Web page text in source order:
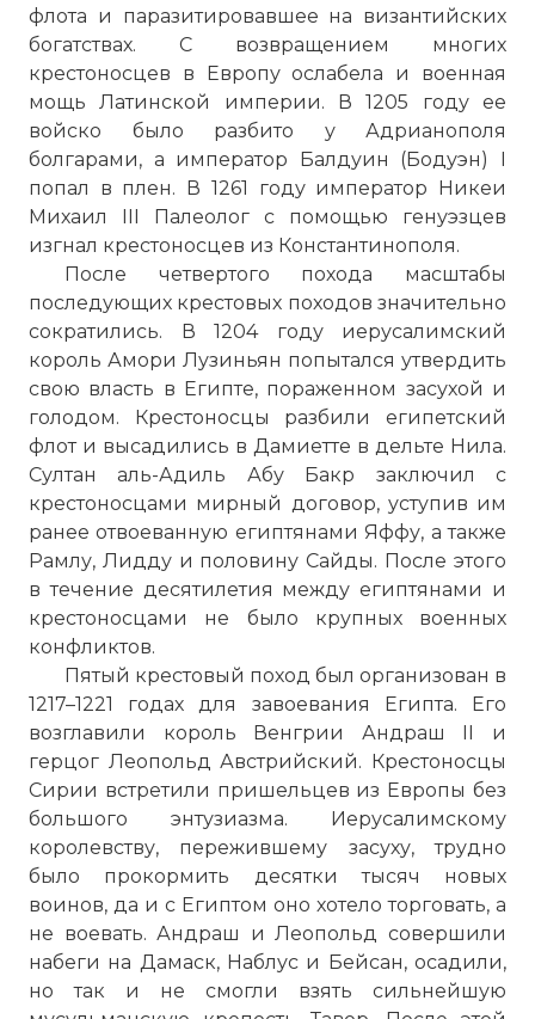
флота и паразитировавшее на византийских
богатствах. С возвращением многих
крестоносцев в Европу ослабела и военная
мощь Латинской империи. В 1205 году ее
войско было разбито у Адрианополя
болгарами, а император Балдуин (Бодуэн) I
попал в плен. В 1261 году император Никеи
Михаил III Палеолог с помощью генуэзцев
изгнал крестоносцев из Константинополя.
После четвертого похода масштабы
последующих крестовых походов значительно
сократились. В 1204 году иерусалимский
король Амори Лузиньян попытался утвердить
свою власть в Египте, пораженном засухой и
голодом. Крестоносцы разбили египетский
флот и высадились в Дамиетте в дельте Нила.
Султан аль-Адиль Абу Бакр заключил с
крестоносцами мирный договор, уступив им
ранее отвоеванную египтянами Яффу, а также
Рамлу, Лидду и половину Сайды. После этого
в течение десятилетия между египтянами и
крестоносцами не было крупных военных
конфликтов.
Пятый крестовый поход был организован в
1217–1221 годах для завоевания Египта. Его
возглавили король Венгрии Андраш II и
герцог Леопольд Австрийский. Крестоносцы
Сирии встретили пришельцев из Европы без
большого энтузиазма. Иерусалимскому
королевству, пережившему засуху, трудно
было прокормить десятки тысяч новых
воинов, да и с Египтом оно хотело торговать, а
не воевать. Андраш и Леопольд совершили
набеги на Дамаск, Наблус и Бейсан, осадили,
но так и не смогли взять сильнейшую